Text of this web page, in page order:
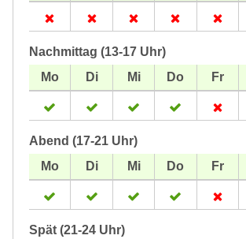
Nachmittag (13-17 Uhr)
Abend (17-21 Uhr)
Spät (21-24 Uhr)